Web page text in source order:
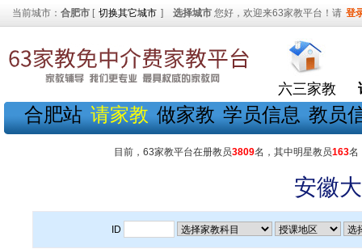
当前城市： 合肥市 [ 切换其它城市 ] 选择城市 您好，欢迎来63家教平台！请 登
六三家教
合肥站 请家教 做家教 学员信息 教员
目前，63家教平台在册教员3809名，其中明星教员163名
安徽
ID